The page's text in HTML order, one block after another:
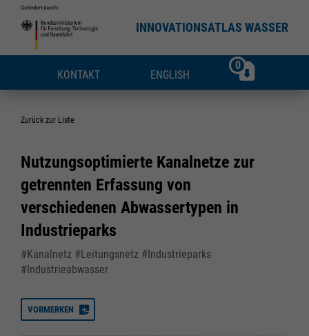
INNOVATIONSATLAS WASSER
KONTAKT ENGLISH
0
Zurück zur Liste
Nutzungsoptimierte Kanalnetze zur
getrennten Erfassung von
verschiedenen Abwassertypen in
Industrieparks
#Kanalnetz #Leitungsnetz #Industrieparks
#Industrieabwasser
VORMERKEN